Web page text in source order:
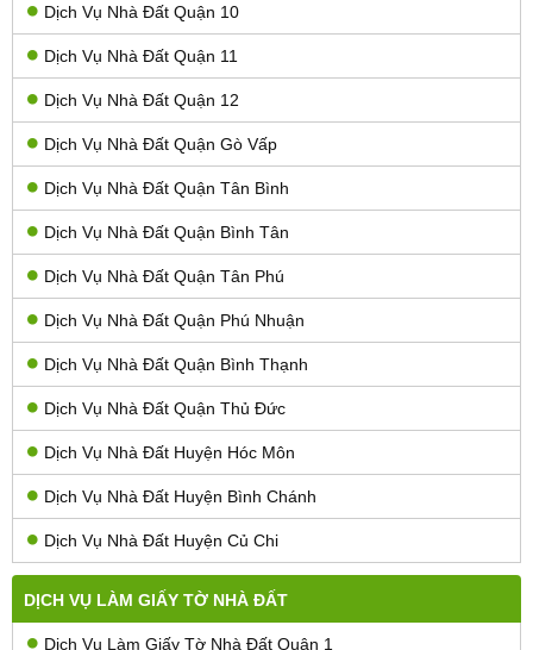
Dịch Vụ Nhà Đất Quận 10
Dịch Vụ Nhà Đất Quận 11
Dịch Vụ Nhà Đất Quận 12
Dịch Vụ Nhà Đất Quận Gò Vấp
Dịch Vụ Nhà Đất Quận Tân Bình
Dịch Vụ Nhà Đất Quận Bình Tân
Dịch Vụ Nhà Đất Quận Tân Phú
Dịch Vụ Nhà Đất Quận Phú Nhuận
Dịch Vụ Nhà Đất Quận Bình Thạnh
Dịch Vụ Nhà Đất Quận Thủ Đức
Dịch Vụ Nhà Đất Huyện Hóc Môn
Dịch Vụ Nhà Đất Huyện Bình Chánh
Dịch Vụ Nhà Đất Huyện Củ Chi
DỊCH VỤ LÀM GIẤY TỜ NHÀ ĐẤT
Dịch Vụ Làm Giấy Tờ Nhà Đất Quận 1